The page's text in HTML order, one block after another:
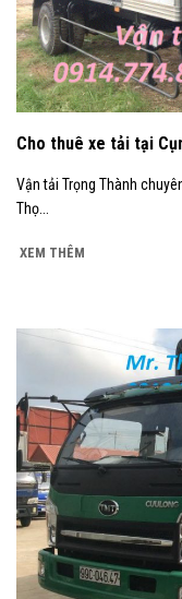
Cho thuê xe tải tại
Vận tải Trọng Thành
Thọ...
XEM THÊM